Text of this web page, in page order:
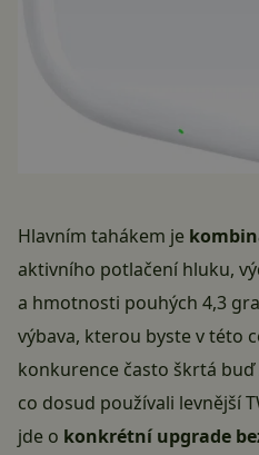
Hlavním tahákem je
aktivního potlačení hluku,
a hmotnosti pouhých 4,3
výbava, kterou byste v této
konkurence často škrtá buď
co dosud používali levnější
jde o konkrétní upgrade